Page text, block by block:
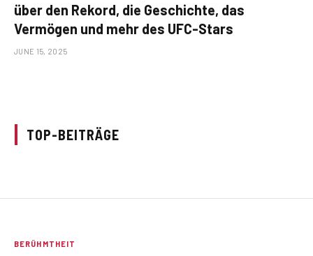
über den Rekord, die Geschichte, das
Vermögen und mehr des UFC-Stars
JUNE 15, 2025
TOP-BEITRÄGE
BERÜHMTHEIT